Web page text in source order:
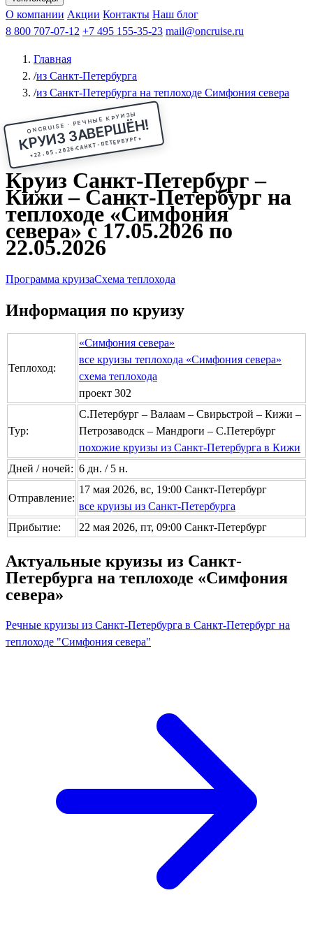
Чебоксарыиз Волгоградаиз Саратова Все города
КазаньВ Нижний НовгородВ ПермьВ Ростов-на-Дону
РыбинскНа СоловкиНа ВалаамПо ОкеПо Енисею
Афанасий Никитин Октябрьская революция
ФединАлександр СвешниковИван
МироновА.С.Попов
О компании Акции Контакты Наш блог
8 800 707-07-12 +7 495 155-35-23 mail@oncruise.ru
Главная
/из Санкт-Петербурга
/из Санкт-Петербурга на теплоходе Симфония севера
ONCRUISE · РЕЧНЫЕ КРУИЗЫ
КРУИЗ ЗАВЕРШЁН!
★22.05.2026
САНКТ-ПЕТЕРБУРГ★
Круиз Санкт-Петербург –
Кижи – Санкт-Петербург на
теплоходе «Симфония
севера» с 17.05.2026 по
22.05.2026
Программа круизаСхема теплохода
Информация по круизу
Теплоход:
«Симфония севера»
все круизы теплохода «Симфония севера»
схема теплохода
проект 302
Тур:
С.Петербург – Валаам – Свирьстрой – Кижи –
Петрозаводск – Мандроги – С.Петербург
похожие круизы из Санкт-Петербурга в Кижи
Дней / ночей: 6 дн. / 5 н.
Отправление:
17 мая 2026, вс, 19:00 Санкт-Петербург
все круизы из Санкт-Петербурга
Прибытие:
22 мая 2026, пт, 09:00 Санкт-Петербург
Актуальные круизы из Санкт-
Петербурга на теплоходе «Симфония
севера»
Речные круизы из Санкт-Петербурга в Санкт-Петербург на
теплоходе "Симфония севера"